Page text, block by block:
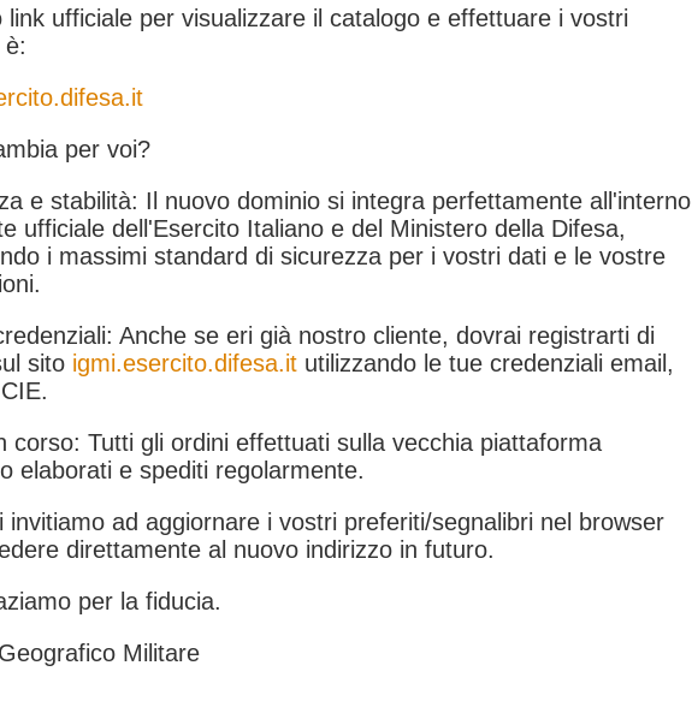
link ufficiale per visualizzare il catalogo e effettuare i vostri
per voi?
e stabilità: Il nuovo dominio si integra perfettamente all'interno
ufficiale dell'Esercito Italiano e del Ministero della Difesa,
i massimi standard di sicurezza per i vostri dati e le vostre
Anche se eri già nostro cliente, dovrai registrarti di
sito igmi.esercito.difesa.it utilizzando le tue credenziali email,
corso: Tutti gli ordini effettuati sulla vecchia piattaforma
elaborati e spediti regolarmente.
invitiamo ad aggiornare i vostri preferiti/segnalibri nel browser
direttamente al nuovo indirizzo in futuro.
per la fiducia.
Militare